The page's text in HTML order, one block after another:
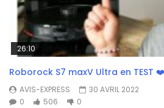
26:10
Roborock S7 maxV Ultra en TEST ❤️
AVIS-EXPRESS
30 AVRIL 2022
0
506 0